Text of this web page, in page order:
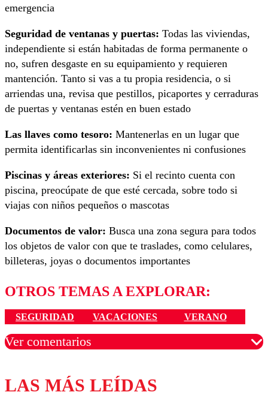
emergencia
Seguridad de ventanas y puertas: Todas las viviendas,
independiente si están habitadas de forma permanente o
no, sufren desgaste en su equipamiento y requieren
mantención. Tanto si vas a tu propia residencia, o si
arriendas una, revisa que pestillos, picaportes y cerraduras
de puertas y ventanas estén en buen estado
Las llaves como tesoro: Mantenerlas en un lugar que
permita identificarlas sin inconvenientes ni confusiones
Piscinas y áreas exteriores: Si el recinto cuenta con
piscina, preocúpate de que esté cercada, sobre todo si
viajas con niños pequeños o mascotas
Documentos de valor: Busca una zona segura para todos
los objetos de valor con que te traslades, como celulares,
billeteras, joyas o documentos importantes
OTROS TEMAS A EXPLORAR:
SEGURIDAD VACACIONES VERANO
Ver comentarios
Los comentarios son moderados para garantizar un
diálogo respetuoso.
LAS MÁS LEÍDAS